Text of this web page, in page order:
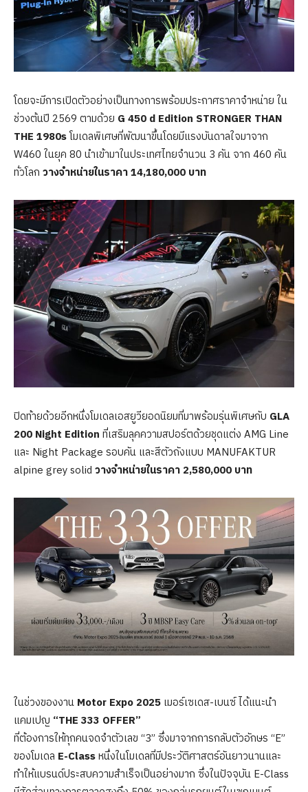
โดยจะมีการเปิดตัวอย่างเป็นทางการพร้อมประกาศราคาจำหน่าย ใน
ช่วงต้นปี 2569 ตามด้วย G 450 d Edition STRONGER THAN
THE 1980sโมเดลพิเศษที่พัฒนาขึ้นโดยมีแรงบันดาลใจมาจาก
W460 ในยุค 80 นำเข้ามาในประเทศไทยจำนวน 3 คัน จาก 460 คัน
ทั่วโลก วางจำหน่ายในราคา 14,180,000 บาท
ปิดท้ายด้วยอีกหนึ่งโมเดลเอสยูวียอดนิยมที่มาพร้อมรุ่นพิเศษกับ GLA
200 Night Edition ที่เสริมลุคความสปอร์ตด้วยชุดแต่ง AMG Line
และ Night Package รอบคัน และสีตัวถังแบบ MANUFAKTUR
alpine grey solid วางจำหน่ายในราคา 2,580,000 บาท
ในช่วงของงาน Motor Expo 2025 เมอร์เซเดส-เบนซ์ ได้แนะนำ
แคมเปญ “THE 333 OFFER”
ที่ต้องการให้ทุกคนจดจำตัวเลข “3” ซึ่งมาจากการกลับตัวอักษร “E”
ของโมเดล E-Classหนึ่งในโมเดลที่มีประวัติศาสตร์อันยาวนานและ
ทำให้แบรนด์ประสบความสำเร็จเป็นอย่างมาก ซึ่งในปัจจุบัน E-Class